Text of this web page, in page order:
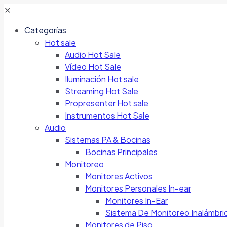
✕
Categorías
Hot sale
Audio Hot Sale
Vídeo Hot Sale
Iluminación Hot sale
Streaming Hot Sale
Propresenter Hot sale
Instrumentos Hot Sale
Audio
Sistemas PA & Bocinas
Bocinas Principales
Monitoreo
Monitores Activos
Monitores Personales In-ear
Monitores In-Ear
Sistema De Monitoreo
Monitores de Piso